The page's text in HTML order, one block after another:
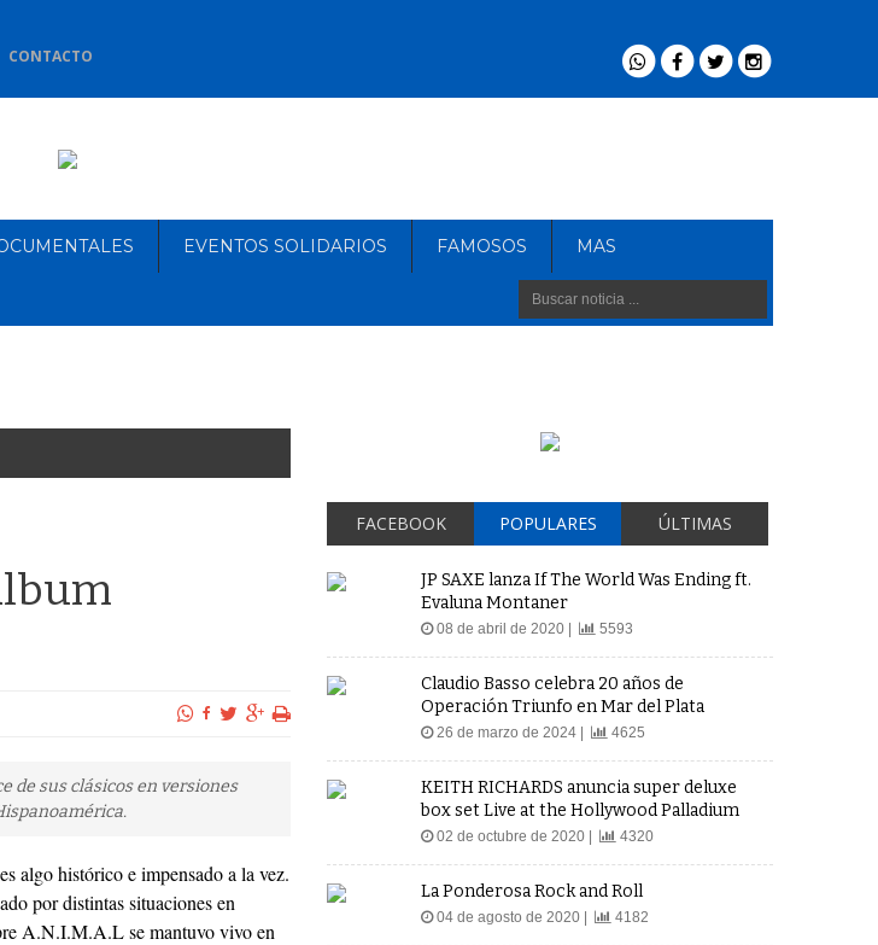
CONTACTO
EVENTOS SOLIDARIOS FAMOSOS MAS
de sus clásicos en versiones
es algo histórico e impensado a la vez.
por distintas situaciones en
A.N.I.M.A.L se mantuvo vivo en
FACEBOOK POPULARES ÚLTIMAS
JP SAXE lanza If The World Was Ending ft.
Evaluna Montaner
08 de abril de 2020 | 5593
Claudio Basso celebra 20 años de
Operación Triunfo en Mar del Plata
26 de marzo de 2024 | 4625
KEITH RICHARDS anuncia super deluxe
box set Live at the Hollywood Palladium
02 de octubre de 2020 | 4320
La Ponderosa Rock and Roll
04 de agosto de 2020 | 4182